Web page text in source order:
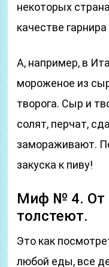
некоторых
качестве
А, например, в
мороженое из
творога. Сыр и
солят, перчат,
замораживают.
закуска к пиву!
Миф № 4. От
толстеют.
Это как
любой еды, все